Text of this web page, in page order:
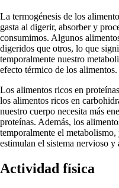
La termogénesis de los
gasta al digerir, absorber y
consumimos. Algunos
digeridos que otros, lo que
temporalmente nuestro
efecto térmico de los alimentos.
Los alimentos ricos en
los alimentos ricos en
nuestro cuerpo necesita más
proteínas. Además, los
temporalmente el
estimulan el sistema nervioso y
Actividad física